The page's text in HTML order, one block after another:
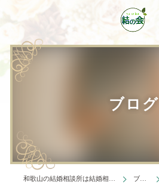
ブログ
ブログ